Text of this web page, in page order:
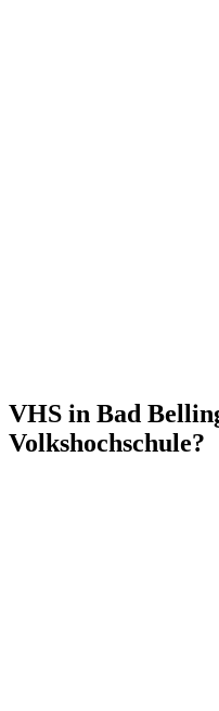
VHS in Bad
Volkshochschule?